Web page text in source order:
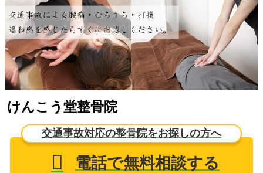
けんこう堂整骨院
交通事故対応の整骨院をお探しの方へ
電話で無料相談する